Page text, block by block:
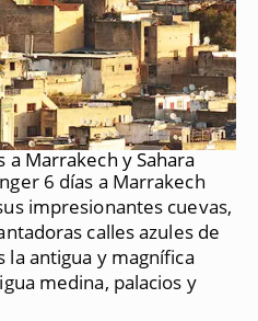
a Marrakech y Sahara
6 días a Marrakech
impresionantes cuevas,
calles azules de
la antigua y magnífica
medina, palacios y